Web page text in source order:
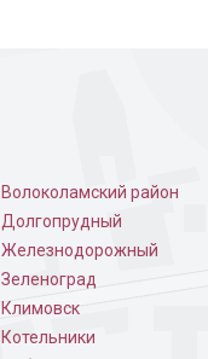
Волоколамский район
Долгопрудный
Железнодорожный
Зеленоград
Климовск
Котельники